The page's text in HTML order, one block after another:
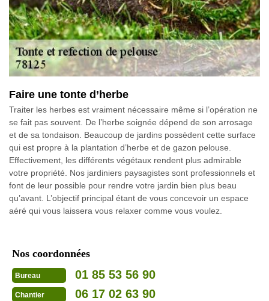
Faire une tonte d’herbe
Traiter les herbes est vraiment nécessaire même si l’opération ne
se fait pas souvent. De l’herbe soignée dépend de son arrosage
et de sa tondaison. Beaucoup de jardins possèdent cette surface
qui est propre à la plantation d’herbe et de gazon pelouse.
Effectivement, les différents végétaux rendent plus admirable
votre propriété. Nos jardiniers paysagistes sont professionnels et
font de leur possible pour rendre votre jardin bien plus beau
qu’avant. L’objectif principal étant de vous concevoir un espace
aéré qui vous laissera vous relaxer comme vous voulez.
Nos coordonnées
Bureau 01 85 53 56 90
Chantier 06 17 02 63 90